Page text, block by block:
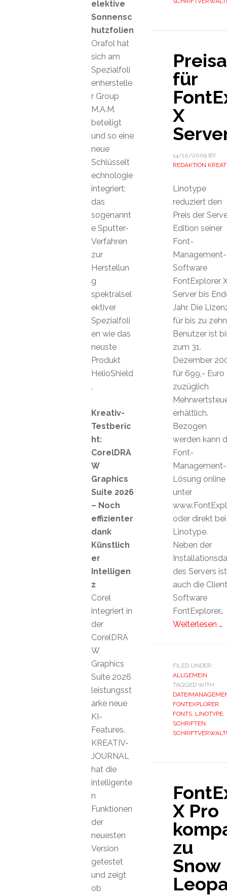
für
X
14/10/2009BY
REDAKTION
Linotype
reduziert den
Preis der
Edition seiner
Font-
Management-
Software
FontExplorer
Server bis
Jahr. Die
für bis zu zehn
Benutzer ist
zum 31.
Dezember
für 699,- Euro
zuzüglich
erhältlich.
Bezogen
werden kann
Font-
Management-
Lösung online
unter
oder direkt bei
Linotype.
Neben der
des Servers ist
auch die
Software
FontExplorer…
Weiterlesen …
FILED UNDER:
ALLGEMEIN
TAGGED WITH:
FONTEXPLORER,
FONTS, LINOTYPE,
SCHRIFTEN,
X Pro
zu
Snow
elektive
Sonnensc
hutzfolien
Orafol hat
sich am
Spezialfoli
enherstelle
r Group
M.A.M.
beteiligt
und so eine
neue
Schlüsselt
echnologie
integriert:
das
sogenannt
e Sputter-
Verfahren
zur
Herstellun
g
spektralsel
ektiver
Spezialfoli
en wie das
neuste
Produkt
HelioShield
.
Kreativ-
Testberic
ht:
CorelDRA
W
Graphics
Suite 2026
– Noch
effizienter
dank
Künstlich
er
Intelligen
z
Corel
integriert in
der
CorelDRA
W
Graphics
Suite 2026
leistungsst
arke neue
KI-
Features.
KREATIV-
JOURNAL
hat die
intelligente
n
Funktionen
der
neuesten
Version
getestet
und zeigt
ob